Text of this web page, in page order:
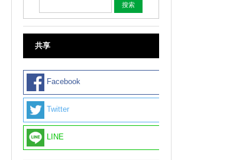
共享
Facebook
Twitter
LINE